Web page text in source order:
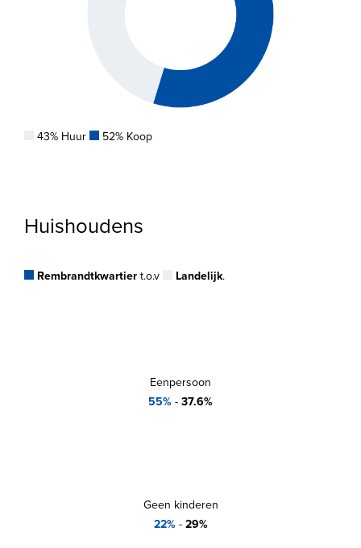
43% Huur 52% Koop
Huishoudens
Rembrandtkwartier t.o.v Landelijk.
Eenpersoon
55% - 37.6%
Geen kinderen
22%- 29%